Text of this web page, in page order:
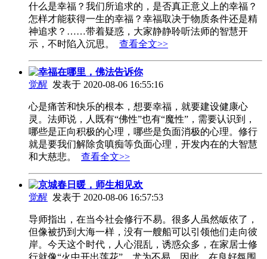
什么是幸福？我们所追求的，是否真正意义上的幸福？
怎样才能获得一生的幸福？幸福取决于物质条件还是精
神追求？……带着疑惑，大家静静聆听法师的智慧开
示，不时陷入沉思。 查看全文>>
幸福在哪里，佛法告诉你
觉醒 发表于 2020-08-06 16:55:16
心是痛苦和快乐的根本，想要幸福，就要建设健康心
灵。法师说，人既有“佛性”也有“魔性”，需要认识到，
哪些是正向积极的心理，哪些是负面消极的心理。修行
就是要我们解除贪嗔痴等负面心理，开发内在的大智慧
和大慈悲。 查看全文>>
京城春日暖，师生相见欢
觉醒 发表于 2020-08-06 16:57:53
导师指出，在当今社会修行不易。很多人虽然皈依了，
但像被扔到大海一样，没有一艘船可以引领他们走向彼
岸。今天这个时代，人心混乱，诱惑众多，在家居士修
行就像“火中开出莲花”，尤为不易。因此，在良好氛围